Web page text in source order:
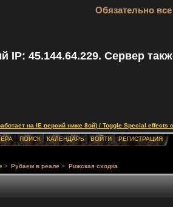
Обязательно
IP: 45.144.64.229. Сервер
на IE версий ниже 8ой) / Toggle Special
ПОИСК КАЛЕНДАРЬ ВОЙТИ РЕГИСТРАЦИЯ
> Рубаем в реале > Рижская сходка